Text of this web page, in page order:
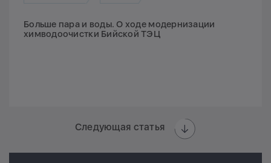
Больше пара и воды. О ходе модернизации
химводоочистки Бийской ТЭЦ
Следующая статья